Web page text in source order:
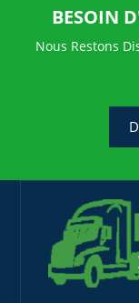
BESOIN
Nous Restons